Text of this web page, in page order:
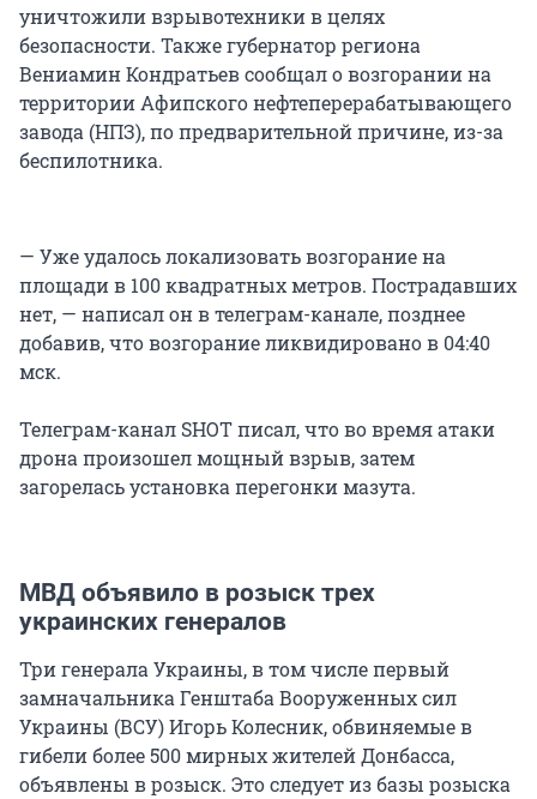
уничтожили взрывотехники в целях
безопасности. Также губернатор региона
Вениамин Кондратьев сообщал о возгорании на
территории Афипского нефтеперерабатывающего
завода (НПЗ), по предварительной причине, из-за
беспилотника.
— Уже удалось локализовать возгорание на
площади в 100 квадратных метров. Пострадавших
нет, — написал он в телеграм-канале, позднее
добавив, что возгорание ликвидировано в 04:40
мск.
Телеграм-канал SHOT писал, что во время атаки
дрона произошел мощный взрыв, затем
загорелась установка перегонки мазута.
МВД объявило в розыск трех
украинских генералов
Три генерала Украины, в том числе первый
замначальника Генштаба Вооруженных сил
Украины (ВСУ) Игорь Колесник, обвиняемые в
гибели более 500 мирных жителей Донбасса,
объявлены в розыск. Это следует из базы розыска